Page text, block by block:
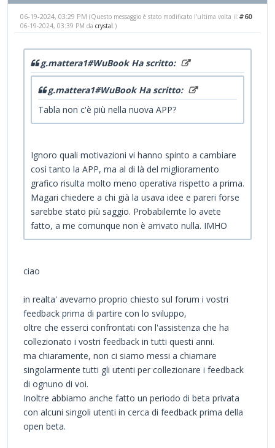
#60
06-19-2024, 03:29 PM (Questo messaggio è stato modificato l'ultima volta il:
06-19-2024, 03:39 PM da crystal.)
g.mattera1#WuBook Ha scritto:
g.mattera1#WuBook Ha scritto:
Tabla non c'è più nella nuova APP?
Ignoro quali motivazioni vi hanno spinto a cambiare
così tanto la APP, ma al di là del miglioramento
grafico risulta molto meno operativa rispetto a prima.
Magari chiedere a chi già la usava idee e pareri forse
sarebbe stato più saggio. Probabilemte lo avete
fatto, a me comunque non è arrivato nulla. IMHO
ciao
in realta' avevamo proprio chiesto sul forum i vostri
feedback prima di partire con lo sviluppo,
oltre che esserci confrontati con l'assistenza che ha
collezionato i vostri feedback in tutti questi anni.
ma chiaramente, non ci siamo messi a chiamare
singolarmente tutti gli utenti per collezionare i feedback
di ognuno di voi.
Inoltre abbiamo anche fatto un periodo di beta privata
con alcuni singoli utenti in cerca di feedback prima della
open beta.